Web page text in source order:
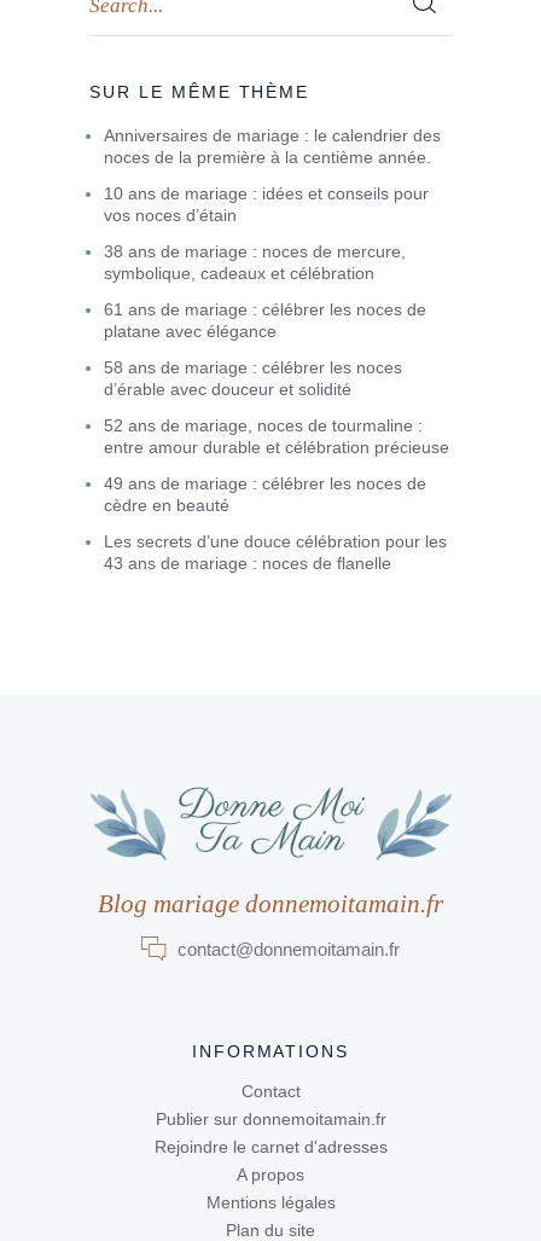
SUR LE MÊME THÈME
Anniversaires de mariage : le calendrier des
noces de la première à la centième année.
10 ans de mariage : idées et conseils pour
vos noces d’étain
38 ans de mariage : noces de mercure,
symbolique, cadeaux et célébration
61 ans de mariage : célébrer les noces de
platane avec élégance
58 ans de mariage : célébrer les noces
d’érable avec douceur et solidité
52 ans de mariage, noces de tourmaline :
entre amour durable et célébration précieuse
49 ans de mariage : célébrer les noces de
cèdre en beauté
Les secrets d’une douce célébration pour les
43 ans de mariage : noces de flanelle
Blog mariage donnemoitamain.fr
contact@donnemoitamain.fr
INFORMATIONS
Contact
Publier sur donnemoitamain.fr
Rejoindre le carnet d'adresses
A propos
Mentions légales
Plan du site